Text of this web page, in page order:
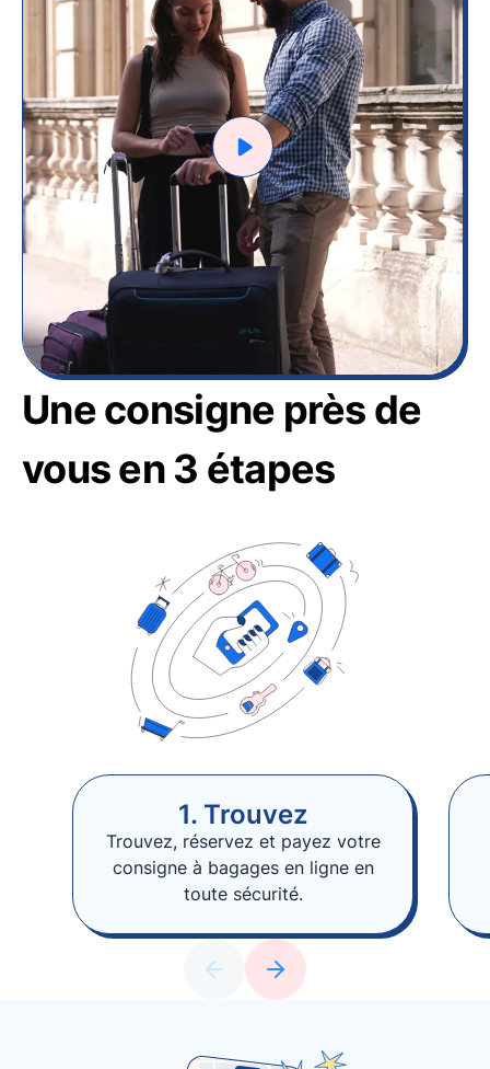
Une consigne près de
vous en 3 étapes
1. Trouvez
Trouvez, réservez et payez votre
consigne à bagages en ligne en
toute sécurité.